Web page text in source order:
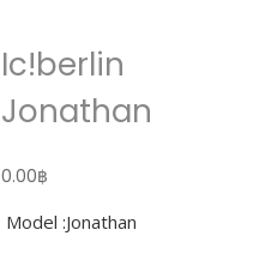
Ic!berlin
Jonathan
0.00฿
Model :Jonathan